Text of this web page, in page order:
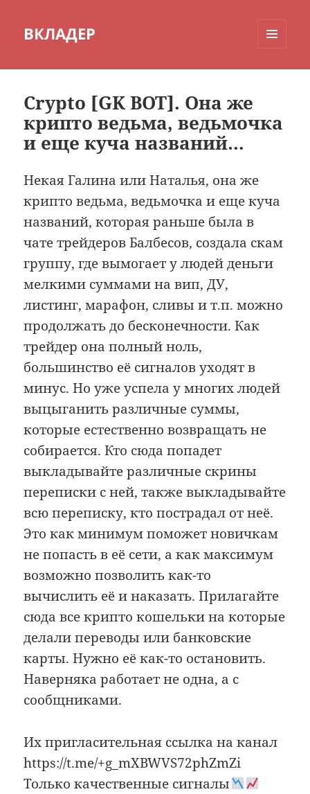
ВКЛАДЕР
Crypto [GK BOT]. Она же
крипто ведьма, ведьмочка
и еще куча названий…
Некая Галина или Наталья, она же
крипто ведьма, ведьмочка и еще куча
названий, которая раньше была в
чате трейдеров Балбесов, создала скам
группу, где вымогает у людей деньги
мелкими суммами на вип, ДУ,
листинг, марафон, сливы и т.п. можно
продолжать до бесконечности. Как
трейдер она полный ноль,
большинство её сигналов уходят в
минус. Но уже успела у многих людей
выцыганить различные суммы,
которые естественно возвращать не
собирается. Кто сюда попадет
выкладывайте различные скрины
переписки с ней, также выкладывайте
всю переписку, кто пострадал от неё.
Это как минимум поможет новичкам
не попасть в её сети, а как максимум
возможно позволить как-то
вычислить её и наказать. Прилагайте
сюда все крипто кошельки на которые
делали переводы или банковские
карты. Нужно её как-то остановить.
Наверняка работает не одна, а с
сообщниками.
Их пригласительная ссылка на канал
https://t.me/+g_mXBWVS72phZmZi
Только качественные сигналы